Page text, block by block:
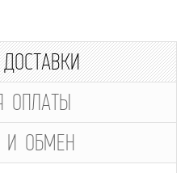
ОПЛАТЫ
И ОБМЕН